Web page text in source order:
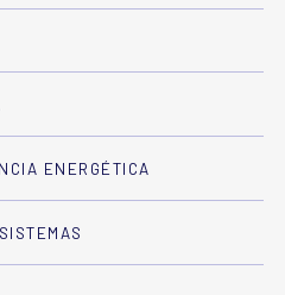
ENERGÉTICA